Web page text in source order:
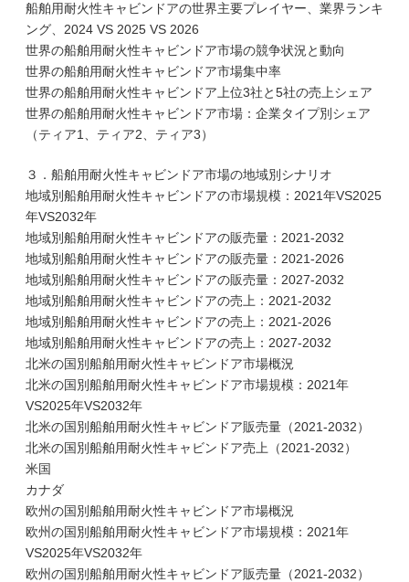
船舶用耐火性キャビンドアの世界主要プレイヤー、業界ランキ
ング、2024 VS 2025 VS 2026
世界の船舶用耐火性キャビンドア市場の競争状況と動向
世界の船舶用耐火性キャビンドア市場集中率
世界の船舶用耐火性キャビンドア上位3社と5社の売上シェア
世界の船舶用耐火性キャビンドア市場：企業タイプ別シェア
（ティア1、ティア2、ティア3）
３．船舶用耐火性キャビンドア市場の地域別シナリオ
地域別船舶用耐火性キャビンドアの市場規模：2021年VS2025
年VS2032年
地域別船舶用耐火性キャビンドアの販売量：2021-2032
地域別船舶用耐火性キャビンドアの販売量：2021-2026
地域別船舶用耐火性キャビンドアの販売量：2027-2032
地域別船舶用耐火性キャビンドアの売上：2021-2032
地域別船舶用耐火性キャビンドアの売上：2021-2026
地域別船舶用耐火性キャビンドアの売上：2027-2032
北米の国別船舶用耐火性キャビンドア市場概況
北米の国別船舶用耐火性キャビンドア市場規模：2021年
VS2025年VS2032年
北米の国別船舶用耐火性キャビンドア販売量（2021-2032）
北米の国別船舶用耐火性キャビンドア売上（2021-2032）
米国
カナダ
欧州の国別船舶用耐火性キャビンドア市場概況
欧州の国別船舶用耐火性キャビンドア市場規模：2021年
VS2025年VS2032年
欧州の国別船舶用耐火性キャビンドア販売量（2021-2032）